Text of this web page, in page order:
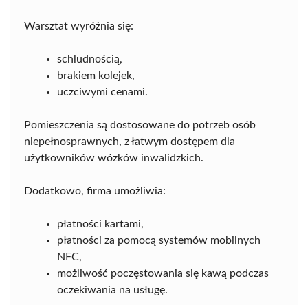
Warsztat wyróżnia się:
schludnością,
brakiem kolejek,
uczciwymi cenami.
Pomieszczenia są dostosowane do potrzeb osób
niepełnosprawnych, z łatwym dostępem dla
użytkowników wózków inwalidzkich.
Dodatkowo, firma umożliwia:
płatności kartami,
płatności za pomocą systemów mobilnych
NFC,
możliwość poczęstowania się kawą podczas
oczekiwania na usługę.